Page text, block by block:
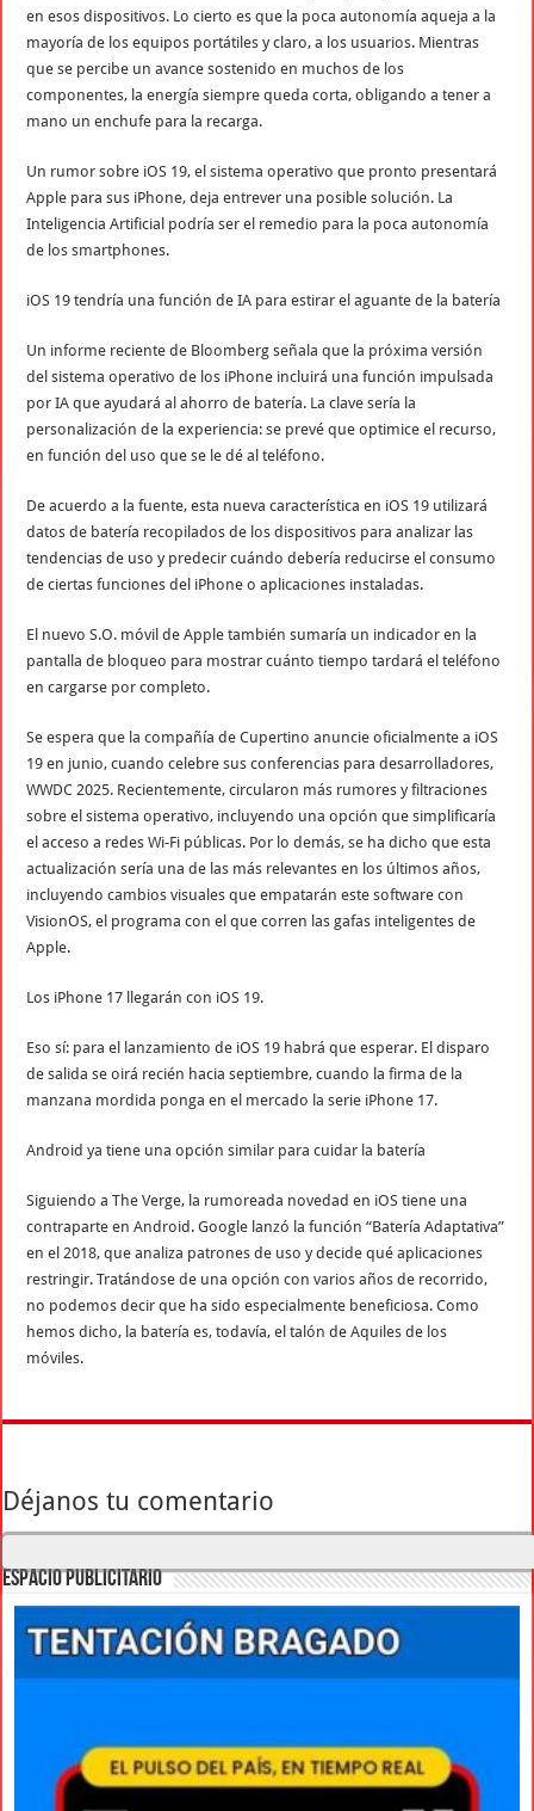
en esos dispositivos. Lo cierto es que la poca autonomía aqueja a la
mayoría de los equipos portátiles y claro, a los usuarios. Mientras
que se percibe un avance sostenido en muchos de los
componentes, la energía siempre queda corta, obligando a tener a
mano un enchufe para la recarga.
Un rumor sobre iOS 19, el sistema operativo que pronto presentará
Apple para sus iPhone, deja entrever una posible solución. La
Inteligencia Artificial podría ser el remedio para la poca autonomía
de los smartphones.
iOS 19 tendría una función de IA para estirar el aguante de la batería
Un informe reciente de Bloomberg señala que la próxima versión
del sistema operativo de los iPhone incluirá una función impulsada
por IA que ayudará al ahorro de batería. La clave sería la
personalización de la experiencia: se prevé que optimice el recurso,
en función del uso que se le dé al teléfono.
De acuerdo a la fuente, esta nueva característica en iOS 19 utilizará
datos de batería recopilados de los dispositivos para analizar las
tendencias de uso y predecir cuándo debería reducirse el consumo
de ciertas funciones del iPhone o aplicaciones instaladas.
El nuevo S.O. móvil de Apple también sumaría un indicador en la
pantalla de bloqueo para mostrar cuánto tiempo tardará el teléfono
en cargarse por completo.
Se espera que la compañía de Cupertino anuncie oficialmente a iOS
19 en junio, cuando celebre sus conferencias para desarrolladores,
WWDC 2025. Recientemente, circularon más rumores y filtraciones
sobre el sistema operativo, incluyendo una opción que simplificaría
el acceso a redes Wi-Fi públicas. Por lo demás, se ha dicho que esta
actualización sería una de las más relevantes en los últimos años,
incluyendo cambios visuales que empatarán este software con
VisionOS, el programa con el que corren las gafas inteligentes de
Apple.
Los iPhone 17 llegarán con iOS 19.
Eso sí: para el lanzamiento de iOS 19 habrá que esperar. El disparo
de salida se oirá recién hacia septiembre, cuando la firma de la
manzana mordida ponga en el mercado la serie iPhone 17.
Android ya tiene una opción similar para cuidar la batería
Siguiendo a The Verge, la rumoreada novedad en iOS tiene una
contraparte en Android. Google lanzó la función “Batería Adaptativa”
en el 2018, que analiza patrones de uso y decide qué aplicaciones
restringir. Tratándose de una opción con varios años de recorrido,
no podemos decir que ha sido especialmente beneficiosa. Como
hemos dicho, la batería es, todavía, el talón de Aquiles de los
móviles.
Déjanos tu comentario
ESPACIO PUBLICITARIO